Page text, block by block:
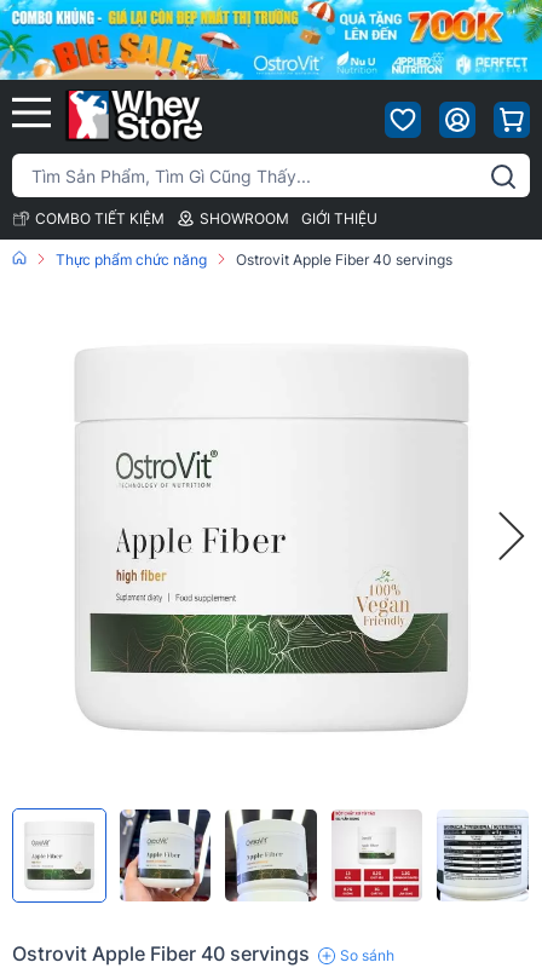
COMBO TIẾT KIỆM SHOWROOM GIỚI THIỆU
Thực phẩm chức năng Ostrovit Apple Fiber 40 servings
Ostrovit Apple Fiber 40 servings So sánh